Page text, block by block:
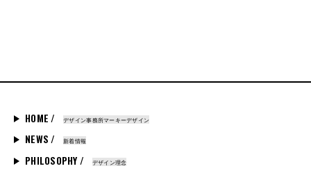
HOME / デザイン事務所マーキーデザイン
NEWS / 新着情報
PHILOSOPHY / デザイン理念